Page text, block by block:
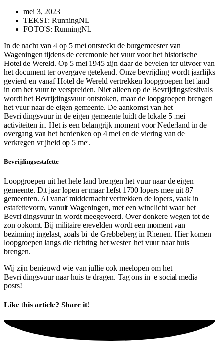
mei 3, 2023
TEKST: RunningNL
FOTO'S: RunningNL
In de nacht van 4 op 5 mei ontsteekt de burgemeester van
Wageningen tijdens de ceremonie het vuur voor het historische
Hotel de Wereld. Op 5 mei 1945 zijn daar de bevelen ter uitvoer van
het document ter overgave getekend. Onze bevrijding wordt jaarlijks
gevierd en vanaf Hotel de Wereld vertrekken loopgroepen het land
in om het vuur te verspreiden. Niet alleen op de Bevrijdingsfestivals
wordt het Bevrijdingsvuur ontstoken, maar de loopgroepen brengen
het vuur naar de eigen gemeente. De aankomst van het
Bevrijdingsvuur in de eigen gemeente luidt de lokale 5 mei
activiteiten in. Het is een belangrijk moment voor Nederland in de
overgang van het herdenken op 4 mei en de viering van de
verkregen vrijheid op 5 mei.
Bevrijdingsestafette
Loopgroepen uit het hele land brengen het vuur naar de eigen
gemeente. Dit jaar lopen er maar liefst 1700 lopers mee uit 87
gemeenten. Al vanaf middernacht vertrekken de lopers, vaak in
estafettevorm, vanuit Wageningen, met een windlicht waar het
Bevrijdingsvuur in wordt meegevoerd. Over donkere wegen tot de
zon opkomt. Bij militaire erevelden wordt een moment van
bezinning ingelast, zoals bij de Grebbeberg in Rhenen. Hier komen
loopgroepen langs die richting het westen het vuur naar huis
brengen.
Wij zijn benieuwd wie van jullie ook meelopen om het
Bevrijdingsvuur naar huis te dragen. Tag ons in je social media
posts!
Like this article? Share it!